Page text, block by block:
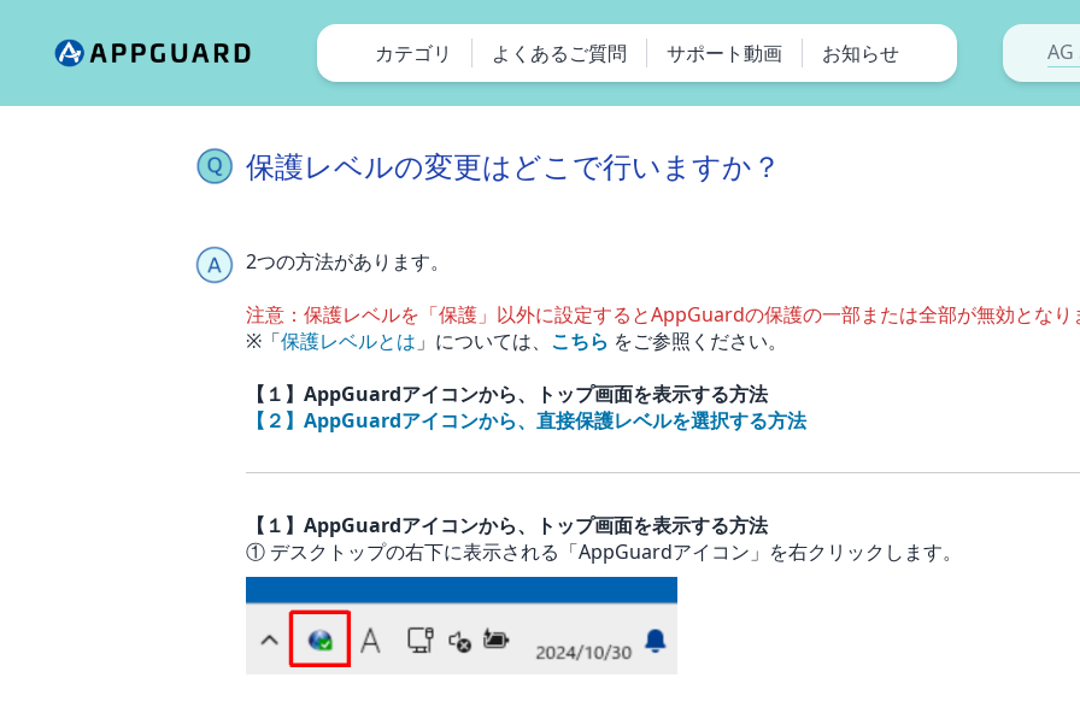
カテゴリ よくあるご質問 サポート動画 お知らせ
保護レベルの変更はどこで行いますか？
2つの方法があります。
注意：保護レベルを「保護」以外に設定するとAppGuardの保護の一部または全部が無効となり
※「保護レベルとは 」については、 こちら をご参照ください。
【１】AppGuardアイコンから、トップ画面を表示する方法
【２】AppGuardアイコンから、直接保護レベルを選択する方法
【１】AppGuardアイコンから、トップ画面を表示する方法
① デスクトップの右下に表示される「AppGuardアイコン」を右クリックします。